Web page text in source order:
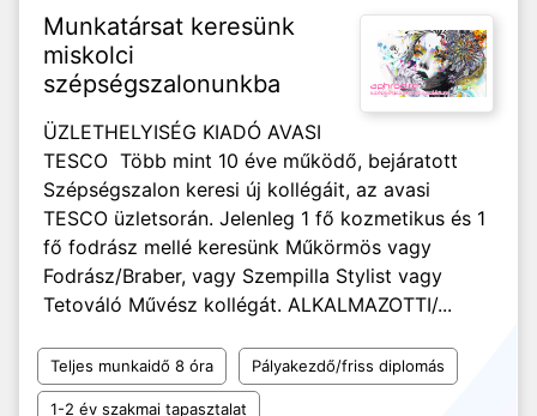
Munkatársat keresünk
miskolci
szépségszalonunkba
ÜZLETHELYISÉG KIADÓ AVASI
TESCO Több mint 10 éve működő, bejáratott
Szépségszalon keresi új kollégáit, az avasi
TESCO üzletsorán. Jelenleg 1 fő kozmetikus és 1
fő fodrász mellé keresünk Műkörmös vagy
Fodrász/Braber, vagy Szempilla Stylist vagy
Tetováló Művész kollégát. ALKALMAZOTTI/...
Teljes munkaidő 8 óra Pályakezdő/friss diplomás
1-2 év szakmai tapasztalat